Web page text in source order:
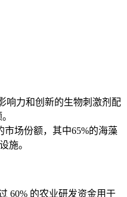
响力和创新的生物刺激剂配
市场份额，其中65%的海藻
施。
60% 的农业研发资金用于